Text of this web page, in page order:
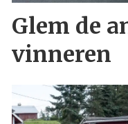
Glem de
vinneren